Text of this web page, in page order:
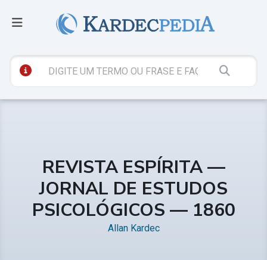
REVISTA ESPÍRITA —
JORNAL DE ESTUDOS
PSICOLÓGICOS — 1860
Allan Kardec